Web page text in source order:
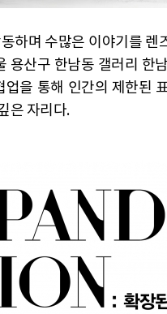
하며 수많은 이야기를
용산구 한남동 갤러리 한
을 통해 인간의 제한된
은 자리다.